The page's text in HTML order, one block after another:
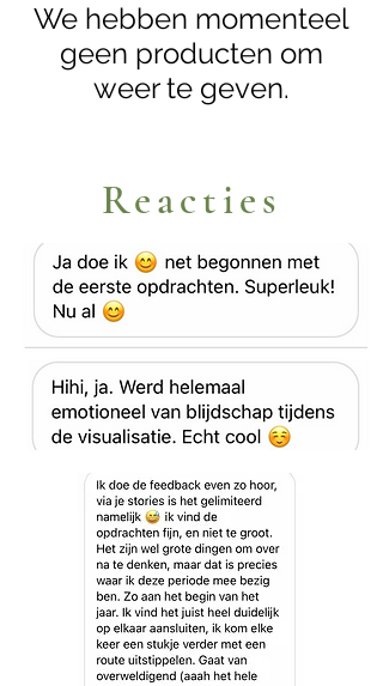
We hebben momenteel
geen producten om
weer te geven.
Reacties